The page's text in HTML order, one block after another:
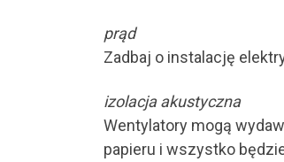
prąd
Zadbaj o instalację
izolacja akustyczna
Wentylatory mogą
papieru i wszystko